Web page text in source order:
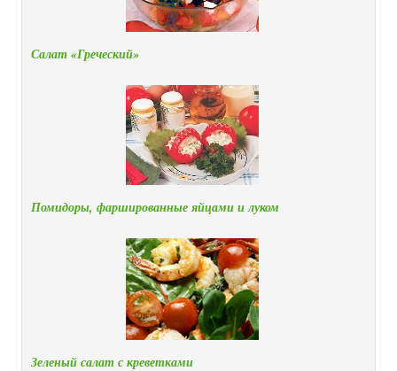
Салат «Греческий»
Помидоры, фаршированные яйцами и луком
Зеленый салат с креветками